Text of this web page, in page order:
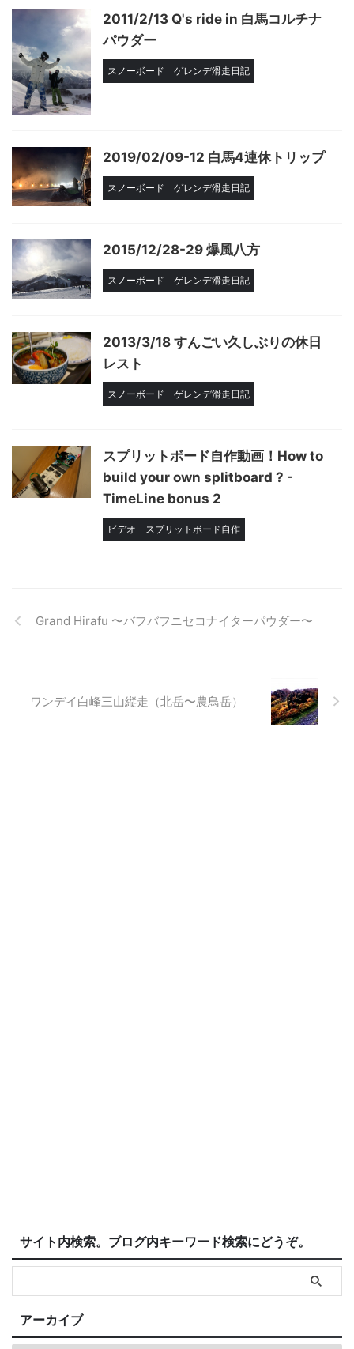
2011/2/13 Q's ride in 白馬コルチナ
パウダー
スノーボード ゲレンデ滑走日記
2019/02/09-12 白馬4連休トリップ
スノーボード ゲレンデ滑走日記
2015/12/28-29 爆風八方
スノーボード ゲレンデ滑走日記
2013/3/18 すんごい久しぶりの休日
レスト
スノーボード ゲレンデ滑走日記
スプリットボード自作動画！How to
build your own splitboard ? -
TimeLine bonus 2
ビデオ スプリットボード自作
Grand Hirafu 〜バフバフニセコナイターパウダー〜
ワンデイ白峰三山縦走（北岳〜農鳥岳）
サイト内検索。ブログ内キーワード検索にどうぞ。
アーカイブ